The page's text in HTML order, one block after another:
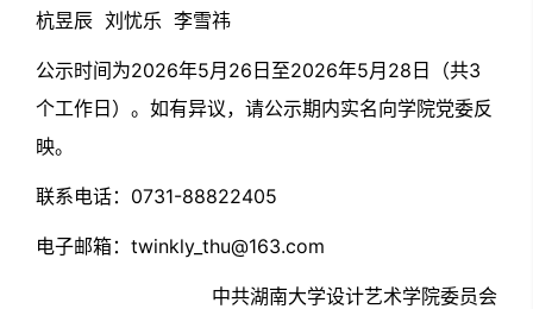
杭昱辰 刘忧乐 李雪祎
公示时间为2026年5月26日至2026年5月28日（共3
个工作日）。如有异议，请公示期内实名向学院党委反
映。
联系电话：0731-88822405
电子邮箱：twinkly_thu@163.com
中共湖南大学设计艺术学院委员会